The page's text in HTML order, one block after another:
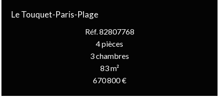
Le Touquet-Paris-Plage
Réf. 82807768
4 pièces
3 chambres
83 m²
670 800 €